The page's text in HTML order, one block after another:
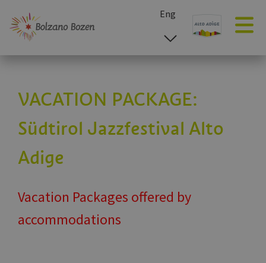
Eng
esp
ita
VACATION PACKAGE:
Südtirol Jazzfestival Alto
Adige
Vacation Packages offered by
accommodations